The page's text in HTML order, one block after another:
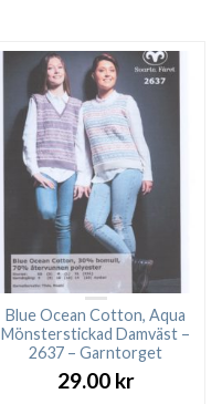
Blue Ocean Cotton, Aqua
Mönsterstickad Damväst –
2637 – Garntorget
29.00 kr